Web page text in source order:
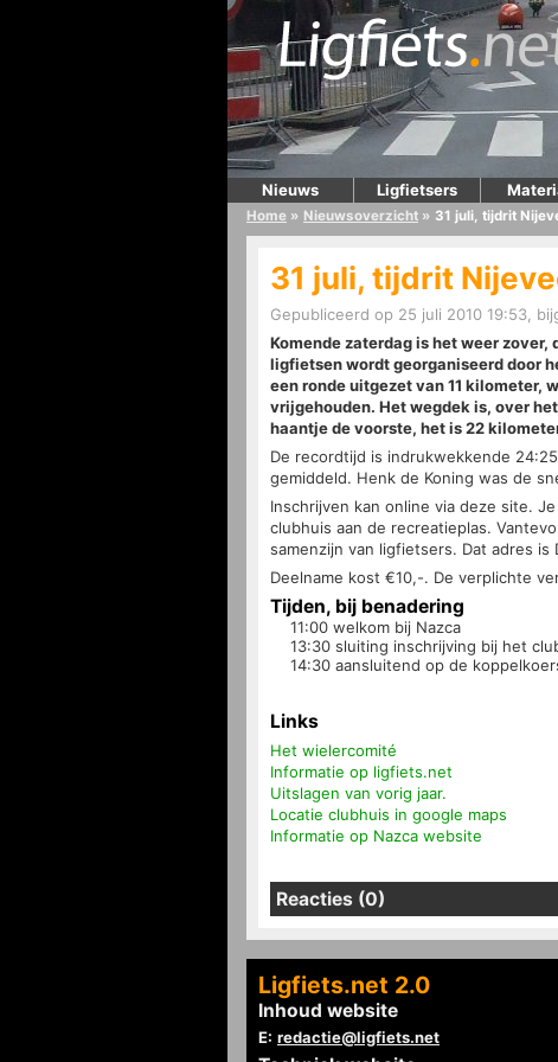
Nieuws Ligfietsers
Home » Nieuwsoverzicht » 31 juli, tijdrit
31 juli, tijdrit
Gepubliceerd op 25 juli 2010 19:53,
Komende zaterdag is het weer
ligfietsen wordt georganiseerd door
een ronde uitgezet van 11 kilometer,
vrijgehouden. Het wegdek is, over
haantje de voorste, het is 22
De recordtijd is indrukwekkende
gemiddeld. Henk de Koning was de
Inschrijven kan online via deze site.
clubhuis aan de recreatieplas.
samenzijn van ligfietsers. Dat adres is
Deelname kost €10,-. De verplichte
Tijden, bij benadering
11:00 welkom bij Nazca
13:30 sluiting inschrijving bij het
14:30 aansluitend op de
Links
Het wielercomité
Informatie op ligfiets.net
Uitslagen van vorig jaar.
Locatie clubhuis in google maps
Informatie op Nazca website
Reacties (0)
Ligfiets.net 2.0
Inhoud website
E: redactie@ligfiets.net